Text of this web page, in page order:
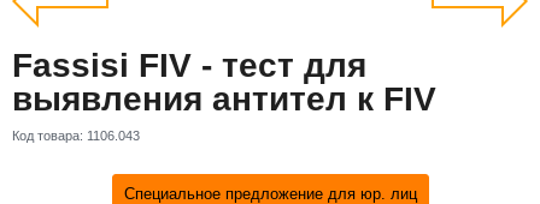
Fassisi FIV - тест для
выявления антител к FIV
Код товара: 1106.043
Специальное предложение для юр. лиц